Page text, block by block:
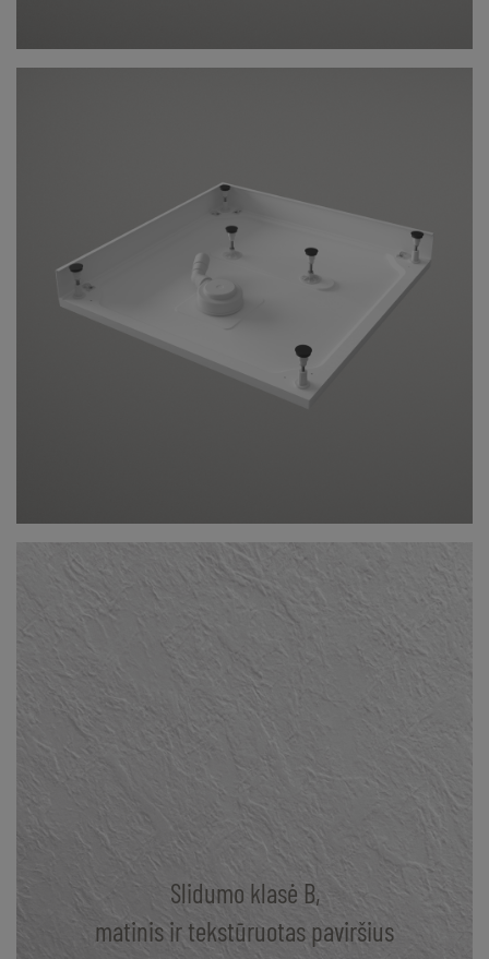
Slidumo klasė B,
matinis ir tekstūruotas paviršius